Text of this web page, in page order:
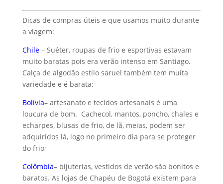
Dicas de compras úteis e que usamos muito durante
a viagem:
Chile– Suéter, roupas de frio e esportivas estavam
muito baratas pois era verão intenso em Santiago.
Calça de algodão estilo saruel também tem muita
variedade e é barata;
Bolívia– artesanato e tecidos artesanais é uma
loucura de bom. Cachecol, mantos, poncho, chales e
echarpes, blusas de frio, de lã, meias, podem ser
adquiridos lá, logo no primeiro dia para se proteger
do frio;
Colômbia– bijuterias, vestidos de verão são bonitos e
baratos. As lojas de Chapéu de Bogotá existem para